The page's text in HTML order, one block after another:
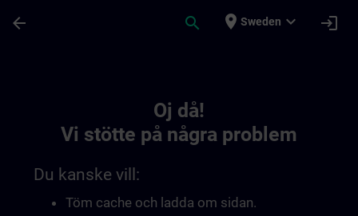
arrow_back search place Sweden expand_more login
Oj då!
Vi stötte på några problem
Du kanske vill:
Töm cache och ladda om sidan.